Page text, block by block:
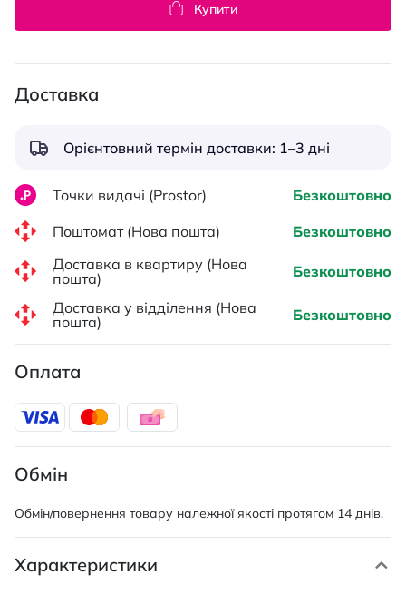
Купити
Доставка
Орієнтовний термін доставки: 1–3 дні
Точки видачі (Prostor)
Безкоштовно
Поштомат (Нова пошта)
Безкоштовно
Доставка в квартиру (Нова
пошта)
Безкоштовно
Доставка у відділення (Нова
пошта)
Безкоштовно
Оплата
Обмін
Обмін/повернення товару належної якості протягом 14 днів.
Характеристики